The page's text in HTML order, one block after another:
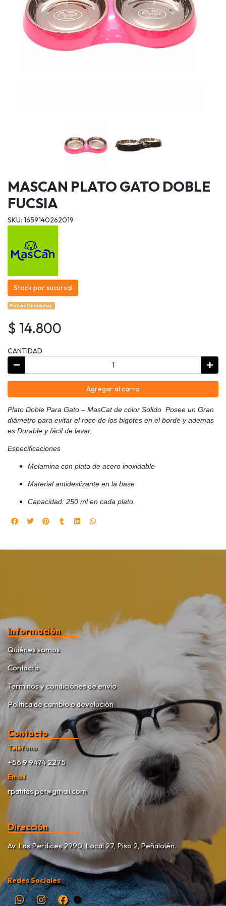
MASCAN PLATO GATO DOBLE
FUCSIA
SKU: 1659140262019
Stock por sucursal
Pocas Unidades.
$ 14.800
CANTIDAD
Agregar al carro
Plato Doble Para Gato – MasCat de color Solido Posee un Gran
diámetro para evitar el roce de los bigotes en el borde y ademas
es Durable y fácil de lavar.
Especificaciones
Melamina con plato de acero inoxidable
Material antideslizante en la base
Capacidad: 250 ml en cada plato.
Información
Quiénes somos
Contacto
Terminos y condiciónes de envío
Política de cambio o devolución
Contacto
Teléfono
+56 9 9474 2275
Email
rpatitas.pet@gmail.com
Dirección
Av. Las Perdices 2990, Local 27, Piso 2, Peñalolén.
Redes Sociales